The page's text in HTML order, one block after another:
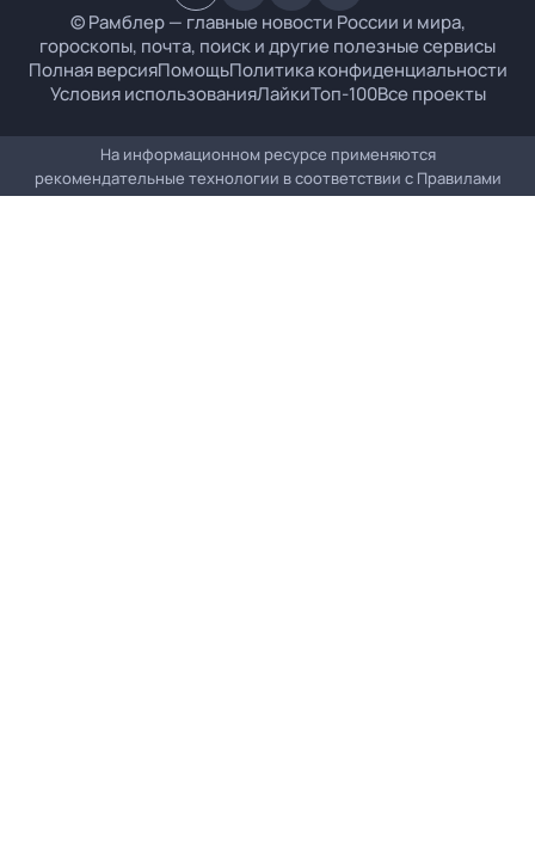
© Рамблер — главные новости России и мира,
гороскопы, почта, поиск и другие полезные сервисы
Полная версияПомощьПолитика конфиденциальности
Условия использованияЛайкиТоп-100Все проекты
На информационном ресурсе применяются
рекомендательные технологии в соответствии с Правилами